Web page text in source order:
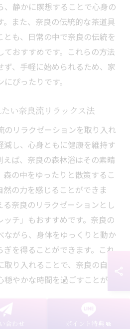
、静かに瞑想することで心身の
。また、奈良の伝統的な茶道具
とも、日常の中で奈良の伝統を
おすすめです。これらの方法
ず、手軽に始められるため、家
ぴったりです。
い奈良流リラックス法
のリラクゼーションを取り入れ
減し、心身ともに健康を維持す
えば、奈良の森林浴はその素晴
森の中をゆったりと散策するこ
然の力を感じることができま
る奈良のリラクゼーションとし
チ」もおすすめです。奈良の
ながら、身体をゆっくりと動か
を得ることができます。これ
り入れることで、奈良の自然
やかな時間を過ごすことがで
合わせ ポイント特典